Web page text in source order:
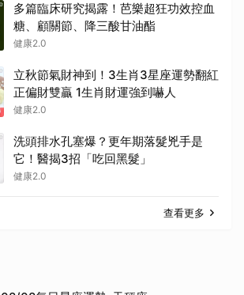
多篇臨床研究揭露！芭樂超狂功效控血
糖、顧關節、降三酸甘油酯
健康2.0
立秋節氣財神到！3生肖3星座運勢翻紅
正偏財雙贏 1生肖財運強到嚇人
健康2.0
洗頭排水孔塞爆？更年期落髮兇手是
它！醫揭3招「吃回黑髮」
健康2.0
查看更多